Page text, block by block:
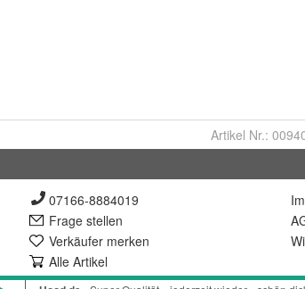
Artikel Nr.:
07166-8884019
Frage stellen
Verkäufer merken
Alle Artikel